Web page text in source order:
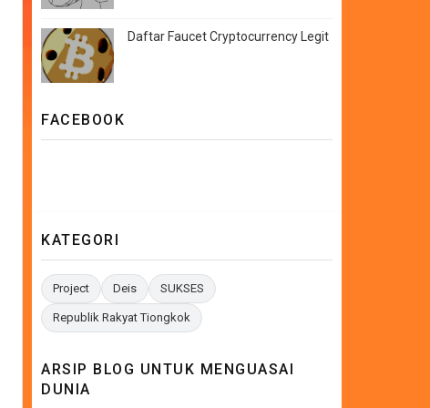
Daftar Faucet Cryptocurrency Legit
FACEBOOK
KATEGORI
Project Deis SUKSES
Republik Rakyat Tiongkok
ARSIP BLOG UNTUK MENGUASAI
DUNIA